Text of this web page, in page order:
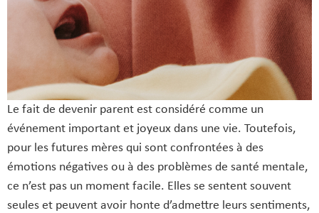
Le fait de devenir parent est considéré comme un
événement important et joyeux dans une vie. Toutefois,
pour les futures mères qui sont confrontées à des
émotions négatives ou à des problèmes de santé mentale,
ce n’est pas un moment facile. Elles se sentent souvent
seules et peuvent avoir honte d’admettre leurs sentiments,